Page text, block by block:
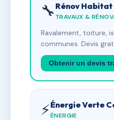
🔧 Rénov Habitat
TRAVAUX &
Ravalement, toiture,
communes. Devis
Obtenir un devis
⚡Énergie Verte
ÉNERGIE